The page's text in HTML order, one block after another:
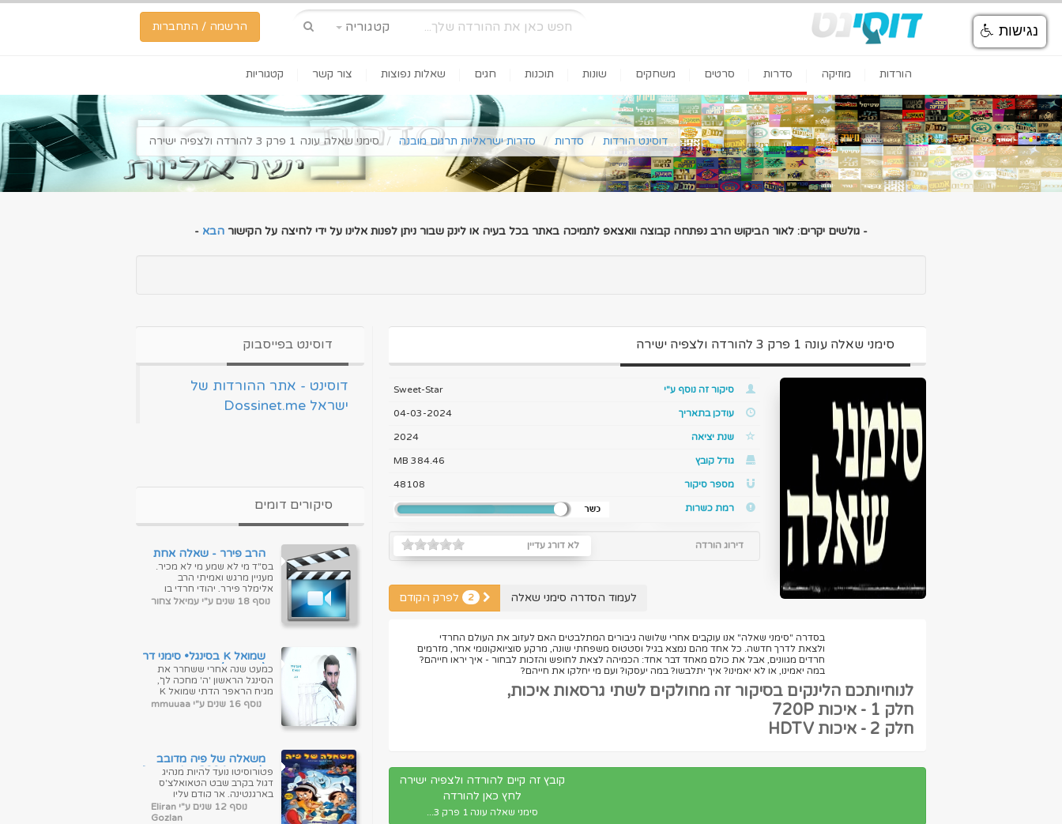
הרשמה / התחברות קטגוריה
הורדות מוזיקה סדרות סרטים משחקים שונות תוכנות חגים שאלות נפוצות צור קשר קטגוריות
דוסינט הורדות סדרות סדרות ישראליות תרגום מובנה סימני שאלה עונה 1 פרק 3 להורדה ולצפיה ישירה
- גולשים יקרים: לאור הביקוש הרב נפתחה קבוצה וואצאפ לתמיכה באתר בכל בעיה או לינק שבור ניתן לפנות אלינו על ידי לחיצה על הקישור הבא -
סימני שאלה עונה 1 פרק 3 להורדה ולצפיה ישירה
סיקור זה נוסף ע"י Sweet-Star
עודכן בתאריך 04-03-2024
שנת יציאה 2024
גודל קובץ 384.46 MB
מספר סיקור 48108
רמת כשרות
לא דורג עדיין דירוג הורדה
2 לפרק הקודם לעמוד הסדרה סימני שאלה
לנוחיותכם הלינקים בסיקור זה מחולקים לשתי גרסאות איכות,
חלק 1 - איכות 720P
חלק 2 - איכות HDTV
בסדרה "סימני שאלה" אנו עוקבים אחרי שלושה גיבורים המתלבטים האם לעזוב את העולם החרדי
ולצאת לדרך חדשה. כל אחד מהם נמצא בגיל וסטטוס משפחתי שונה, מרקע סוציואקונומי אחר, מזרמים
חרדים מגוונים, אבל את כולם מאחד דבר אחד: הכמיהה לצאת לחופש והזכות לבחור - איך יראו חייהם?
במה יאמינו, או לא יאמינו? איך יתלבשו? במה יעסקו? ועם מי יחלקו את חייהם?
קובץ זה קיים להורדה ולצפיה ישירה
לחץ כאן להורדה
סימני שאלה עונה 1 פרק 3...
דוסינט בפייסבוק
‏דוסינט - אתר ההורדות של
ישראל Dossinet.me‏
סיקורים דומים
הרב פירר - שאלה אחת
קטנה
בס"ד מי לא שמע מי לא מכיר.
מעניין מרגש ואמיתי הרב
אלימלך פירר, יהודי חרדי בן
54, מייעץ בתחום הרפואהנוסף 18 שנים ע"י עמיאל צחור
שמואל K בסינגל• סימני דרך
(היפ הופ)
כמעט שנה אחרי ששחרר את
הסינגל הראשון 'ה' מחכה לך',
מגיח הראפר הדתי שמואל K
(קורייב) עם סינגל שני וקיצבי
נוסף 16 שנים ע"י mmuuaa
משאלה של פיה מדובב
לעברית Patoruzito 2004
- DVDRip
פטורוסיטו נועד להיות מנהיג
דגול בקרב שבט הטאואלצ'ס
בארגנטינה, אך קודם עליו
לעבור שלושה מבחנים שיוכיחו
את קלות רגליו, את אומץ לבו
נוסף 12 שנים ע"י Eliran
Gozlan
נגישות